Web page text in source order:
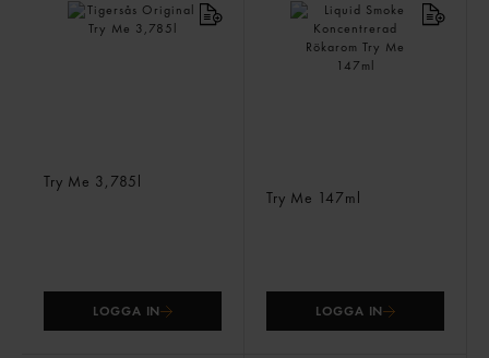
Try Me 3,785l
LOGGA IN
Try Me 147ml
LOGGA IN